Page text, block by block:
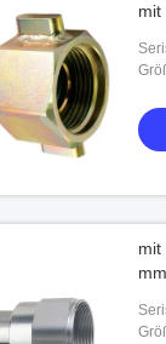
mit
mm,
mit
mm,
mm,